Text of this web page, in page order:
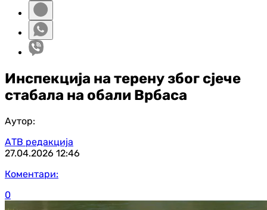
Инспекција на терену због сјече
стабала на обали Врбаса
Аутор:
АТВ редакција
27.04.2026 12:46
Коментари:
0